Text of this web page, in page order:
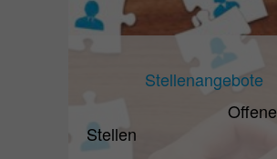
Stellenangebote
Offene
Stellen